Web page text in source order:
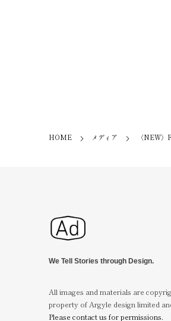
HOME メディア 〈NEW
We Tell Stories through Design.
All images and materials are
property of Argyle design limited
Please contact us for permissions.